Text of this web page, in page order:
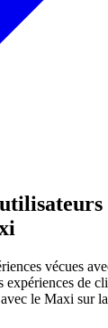
vécues
de
le Maxi sur